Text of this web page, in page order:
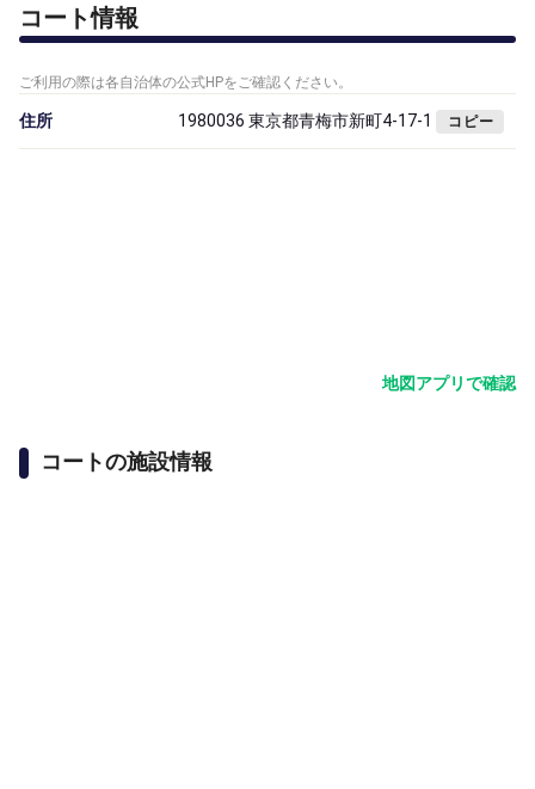
コート情報
ご利用の際は各自治体の公式HPをご確認ください。
住所 1980036 東京都青梅市新町4-17-1 コピー
地図アプリで確認
コートの施設情報